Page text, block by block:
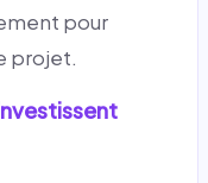
pour
projet.